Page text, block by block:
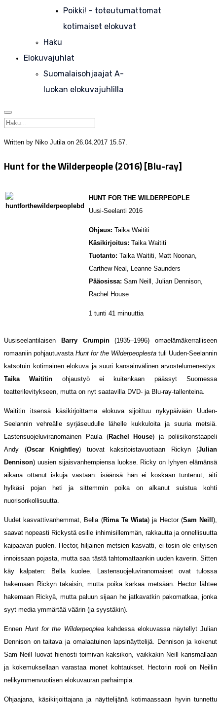
Poikki! – toteutumattomat
kotimaiset elokuvat
Haku
Elokuvajuhlat
Suomalaisohjaajat A-
luokan elokuvajuhlilla
Written by Niko Jutila on 26.04.2017 15.57.
Hunt for the Wilderpeople (2016) [Blu-ray]
HUNT FOR THE WILDERPEOPLE
Uusi-Seelanti 2016
Ohjaus: Taika Waititi
Käsikirjoitus: Taika Waititi
Tuotanto: Taika Waititi, Matt Noonan,
Carthew Neal, Leanne Saunders
Pääosissa: Sam Neill, Julian Dennison,
Rachel House
1 tunti 41 minuuttia
Uusiseelantilaisen Barry Crumpin(1935–1996) omaelämäkerralliseen
romaaniin pohjautuvasta Hunt for the Wilderpeoplesta tuli Uuden-Seelannin
katsotuin kotimainen elokuva ja suuri kansainvälinen arvostelumenestys.
Taika Waititin ohjaustyö ei kuitenkaan päässyt Suomessa
teatterilevitykseen, mutta on nyt saatavilla DVD- ja Blu-ray-tallenteina.
Waititin itsensä käsikirjoittama elokuva sijoittuu nykypäivään Uuden-
Seelannin vehreälle syrjäseudulle lähelle kukkuloita ja suuria metsiä.
Lastensuojeluviranomainen Paula (Rachel House) ja poliisikonstaapeli
Andy (Oscar Knightley) tuovat kaksitoistavuotiaan Rickyn (Julian
Dennison) uusien sijaisvanhempiensa luokse. Ricky on lyhyen elämänsä
aikana ottanut iskuja vastaan: isäänsä hän ei koskaan tuntenut, äiti
hylkäsi pojan heti ja sittemmin poika on alkanut suistua kohti
nuorisorikollisuutta.
Uudet kasvattivanhemmat, Bella (Rima Te Wiata) ja Hector (Sam Neill),
saavat nopeasti Rickystä esille inhimisillemmän, rakkautta ja onnellisuutta
kaipaavan puolen. Hector, hiljainen metsien kasvatti, ei tosin ole erityisen
innoissaan pojasta, mutta saa tästä tahtomattaankin uuden kaverin. Sitten
käy kalpaten: Bella kuolee. Lastensuojeluviranomaiset ovat tulossa
hakemaan Rickyn takaisin, mutta poika karkaa metsään. Hector lähtee
hakemaan Rickyä, mutta paluun sijaan he jatkavatkin pakomatkaa, jonka
syyt media ymmärtää väärin (ja syystäkin).
EnnenHunt for the Wilderpeopleakahdessa elokuvassa näytellyt Julian
Dennison on taitava ja omalaatuinen lapsinäyttelijä. Dennison ja kokenut
Sam Neill luovat hienosti toimivan kaksikon, vaikkakin Neill karismallaan
ja kokemuksellaan varastaa monet kohtaukset. Hectorin rooli on Neillin
nelikymmenvuotisen elokuvauran parhaimpia.
Ohjaajana, käsikirjoittajana ja näyttelijänä kotimaassaan hyvin tunnettu